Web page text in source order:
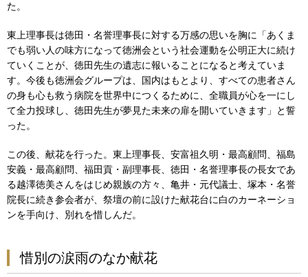
た。
東上理事長は徳田・名誉理事長に対する万感の思いを胸に「あくま
でも弱い人の味方になって徳洲会という社会運動を公明正大に続け
ていくことが、徳田先生の遺志に報いることになると考えていま
す。今後も徳洲会グループは、国内はもとより、すべての患者さん
の身も心も救う病院を世界中につくるために、全職員が心を一にし
て全力投球し、徳田先生が夢見た未来の扉を開いていきます」と誓
った。
この後、献花を行った。東上理事長、安富祖久明・最高顧問、福島
安義・最高顧問、福田貢・副理事長、徳田・名誉理事長の長女であ
る越澤徳美さんをはじめ親族の方々、亀井・元代議士、塚本・名誉
院長に続き参会者が、祭壇の前に設けた献花台に白のカーネーショ
ンを手向け、別れを惜しんだ。
惜別の涙雨のなか献花